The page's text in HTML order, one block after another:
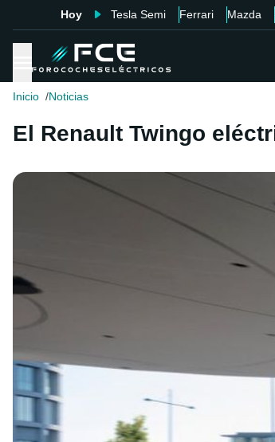
Hoy Tesla Semi Ferrari Mazda
Inicio Noticias
El Renault Twingo